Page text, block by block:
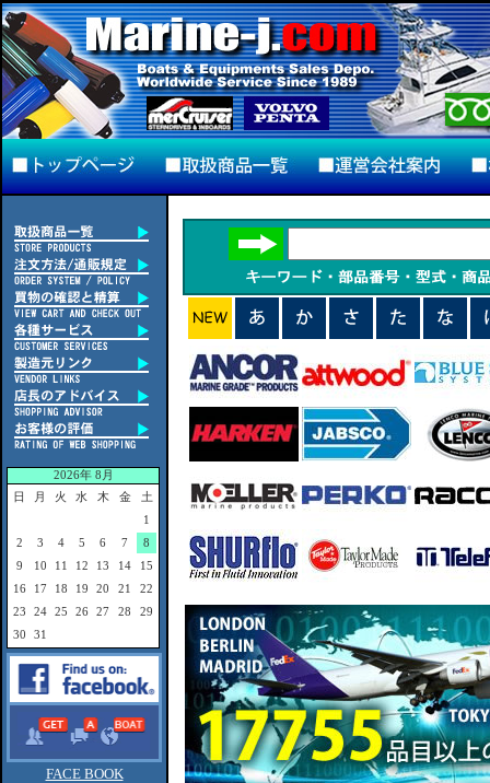
2026年 8月
日
月 火 水 木 金
土
1
2
3 4 5 6 7
8
9
10 11 12 13 14
15
16
17 18 19 20 21
22
23
24 25 26 27 28
29
30
31
FACE BOOK